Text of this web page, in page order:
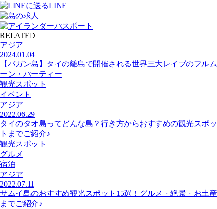
LINE
RELATED
アジア
2024.01.04
【パガン島】タイの離島で開催される世界三大レイブのフルム
ーン・パーティー
観光スポット
イベント
アジア
2022.06.29
タイのタオ島ってどんな島？行き方からおすすめの観光スポッ
トまでご紹介♪
観光スポット
グルメ
宿泊
アジア
2022.07.11
サムイ島のおすすめ観光スポット15選！グルメ・絶景・お土産
までご紹介♪